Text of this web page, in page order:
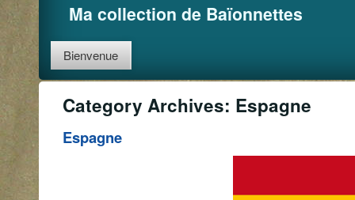
Ma collection de Baïonnettes
Bienvenue
Category Archives: Espagne
Espagne